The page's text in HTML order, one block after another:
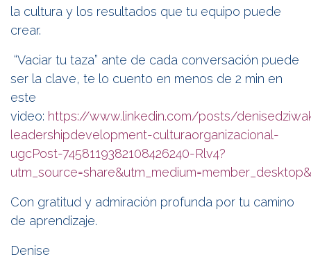
la cultura y los resultados que tu equipo puede
crear.
“Vaciar tu taza” ante de cada conversación puede
ser la clave, te lo cuento en menos de 2 min en
este
video: https://www.linkedin.com/posts/
leadershipdevelopment-culturaorganizacional-
ugcPost-7458119382108426240-Rlv4?
Con gratitud y admiración profunda por tu camino
de aprendizaje.
Denise